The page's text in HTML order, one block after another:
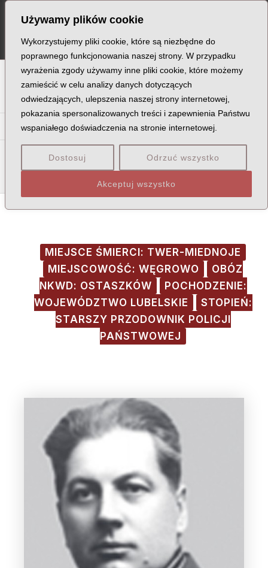
Używamy plików cookie
Wykorzystujemy pliki cookie, które są niezbędne do
poprawnego funkcjonowania naszej strony. W przypadku
wyrażenia zgody używamy inne pliki cookie, które możemy
zamieścić w celu analizy danych dotyczących
odwiedzających, ulepszenia naszej strony internetowej,
pokazania spersonalizowanych treści i zapewnienia Państwu
wspaniałego doświadczenia na stronie internetowej.
Dostosuj Odrzuć wszystko
Akceptuj wszystko
content
B C D E F G H I J K L Ł M
O P Q R S T U V W X Z
Ka Ke Ki Kl Kł Km Kn Ko Kr Ks
Koc Kof Kom Kon
Kot Kow Koz
MIEJSCE ŚMIERCI: TWER-MIEDNOJE
MIEJSCOWOŚĆ: WĘGROWO
OBÓZ
NKWD: OSTASZKÓW
POCHODZENIE:
WOJEWÓDZTWO LUBELSKIE
STOPIEŃ:
STARSZY PRZODOWNIK POLICJI
PAŃSTWOWEJ
navigation